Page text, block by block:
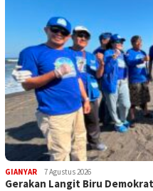
GIANYAR 7 Agustus 2026
Gerakan Langit Biru